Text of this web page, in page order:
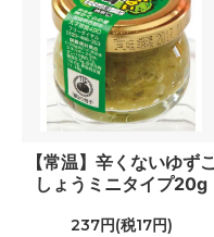
【常温】辛くないゆずこ
しょうミニタイプ20g
237円(税17円)